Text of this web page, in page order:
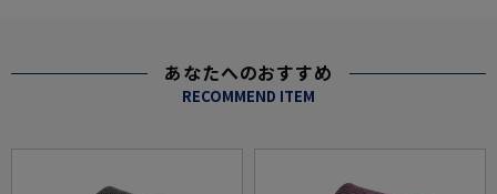
あなたへのおすすめ
RECOMMEND ITEM